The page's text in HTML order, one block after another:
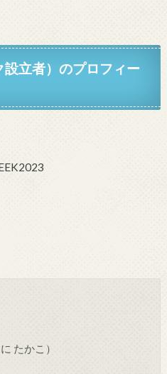
設立者）のプロフィー
たかこ）